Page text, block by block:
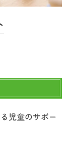
児童のサポー